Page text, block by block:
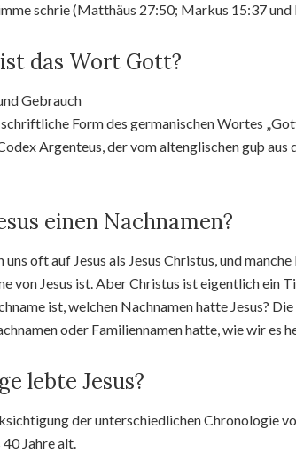
schrie (Matthäus 27:50; Markus 15:37 und
das Wort Gott?
Gebrauch
Form des germanischen Wortes
Argenteus, der vom altenglischen guþ aus
einen Nachnamen?
oft auf Jesus als Jesus Christus, und
von Jesus ist. Aber Christus ist eigentlich ein
ist, welchen Nachnamen hatte Jesus?
oder Familiennamen hatte, wie wir es
lebte Jesus?
der unterschiedlichen Chronologie
Jahre alt.